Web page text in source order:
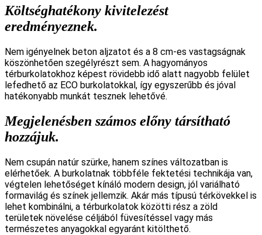
Költséghatékony kivitelezést
eredményeznek.
Nem igényelnek beton aljzatot és a 8 cm-es vastagságnak
köszönhetően szegélyrészt sem. A hagyományos
térburkolatokhoz képest rövidebb idő alatt nagyobb felület
lefedhető az ECO burkolatokkal, így egyszerűbb és jóval
hatékonyabb munkát tesznek lehetővé.
Megjelenésben számos előny társítható
hozzájuk.
Nem csupán natúr szürke, hanem színes változatban is
elérhetőek. A burkolatnak többféle fektetési technikája van,
végtelen lehetőséget kínáló modern design, jól variálható
formavilág és színek jellemzik. Akár más típusú térkövekkel is
lehet kombinálni, a térburkolatok közötti rész a zöld
területek növelése céljából füvesítéssel vagy más
természetes anyagokkal egyaránt kitölthető.